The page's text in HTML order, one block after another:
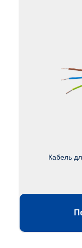
Кабель